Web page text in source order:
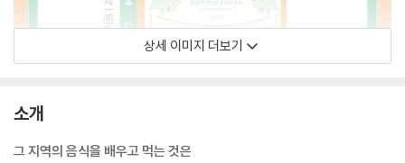
상세 이미지 더보기
소개
그 지역의 음식을 배우고 먹는 것은